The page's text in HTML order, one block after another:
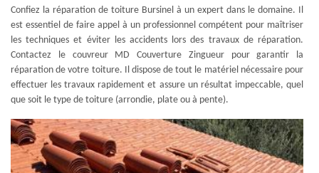
Confiez la réparation de toiture Bursinel à un expert dans le domaine. Il
est essentiel de faire appel à un professionnel compétent pour maîtriser
les techniques et éviter les accidents lors des travaux de réparation.
Contactez le couvreur MD Couverture Zingueur pour garantir la
réparation de votre toiture. Il dispose de tout le matériel nécessaire pour
effectuer les travaux rapidement et assure un résultat impeccable, quel
que soit le type de toiture (arrondie, plate ou à pente).